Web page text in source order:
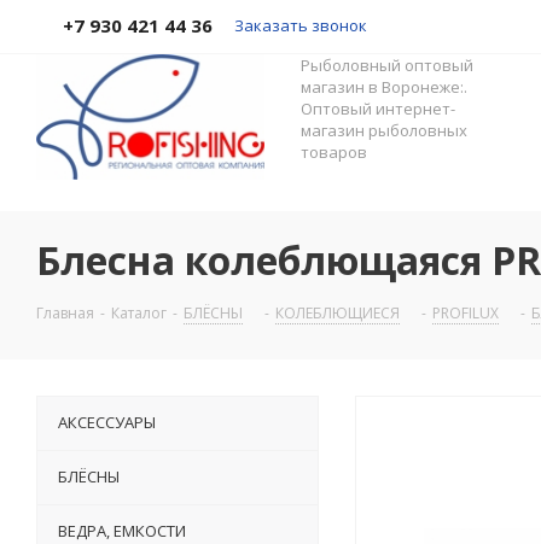
+7 930 421 44 36 Заказать звонок
Рыболовный оптовый
магазин в Воронеже:.
Оптовый интернет-
магазин рыболовных
товаров
Блесна колеблющаяся
Главная - Каталог - БЛЁСНЫ - КОЛЕБЛЮЩИЕСЯ - PROFILUX -
АКСЕССУАРЫ
БЛЁСНЫ
ВЕДРА, ЕМКОСТИ